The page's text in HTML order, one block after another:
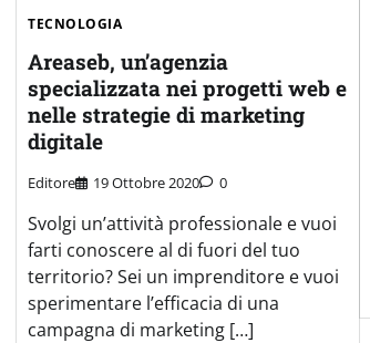
TECNOLOGIA
Areaseb, un’agenzia
specializzata nei progetti web e
nelle strategie di marketing
digitale
Editore 19 Ottobre 2020 0
Svolgi un’attività professionale e vuoi
farti conoscere al di fuori del tuo
territorio? Sei un imprenditore e vuoi
sperimentare l’efficacia di una
campagna di marketing […]